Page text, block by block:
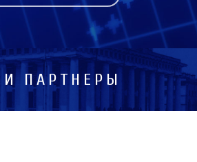
ПАРТНЕРЫ